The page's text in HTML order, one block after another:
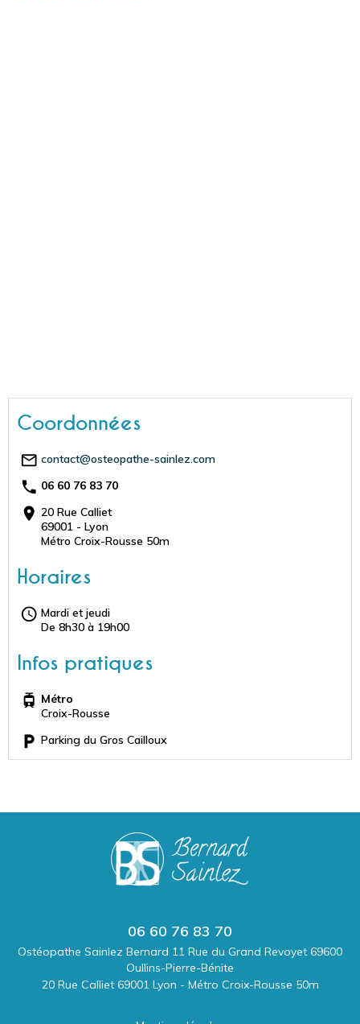
Coordonnées
contact@osteopathe-sainlez.com
06 60 76 83 70
20 Rue Calliet
69001 - Lyon
Métro Croix-Rousse 50m
Horaires
Mardi et jeudi
De 8h30 à 19h00
Infos pratiques
Métro
Croix-Rousse
Parking du Gros Cailloux
06 60 76 83 70
Ostéopathe Sainlez Bernard 11 Rue du Grand Revoyet 69600
Oullins-Pierre-Bénite
20 Rue Calliet 69001 Lyon - Métro Croix-Rousse 50m